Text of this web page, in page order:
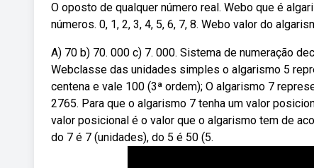
O oposto de qualquer número real. Webo que é
números. 0, 1, 2, 3, 4, 5, 6, 7, 8. Webo valor do
A) 70 b) 70. 000 c) 7. 000. Sistema de numeração
Webclasse das unidades simples o algarismo 5
centena e vale 100 (3ª ordem); O algarismo 7
2765. Para que o algarismo 7 tenha um valor
valor posicional é o valor que o algarismo tem de
do 7 é 7 (unidades), do 5 é 50 (5.